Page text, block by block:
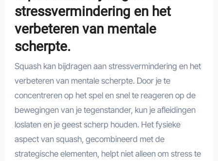
stressvermindering en het
verbeteren van mentale
scherpte.
Squash kan bijdragen aan stressvermindering en het
verbeteren van mentale scherpte. Door je te
concentreren op het spel en snel te reageren op de
bewegingen van je tegenstander, kun je afleidingen
loslaten en je geest scherp houden. Het fysieke
aspect van squash, gecombineerd met de
strategische elementen, helpt niet alleen om stress te